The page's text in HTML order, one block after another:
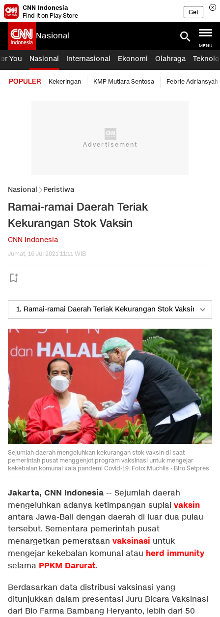
CNN Indonesia
Find it on Play Store
Get
Nasional
MENU
You Nasional Internasional Ekonomi Olahraga
POPULER Kekeringan KMP Mutiara Sentosa Febrie Adriansyah
Nasional Peristiwa
Ramai-ramai Daerah Teriak
Kekurangan Stok Vaksin
CNN Indonesia
Jumat, 16 Jul 2021 11:11 WIB
Sejumlah daerah mengeluhkan kekurangan stok vaksin di saat
pemerintah pusat menggenjot program vaksinasi untuk mengejar
kekebalan komunal kala pandemi Covid-19. Foto: Muchlis - Biro Setpres
Jakarta, CNN Indonesia -- Sejumlah daerah
mengeluhkan adanya ketimpangan suplai vaksin
antara Jawa-Bali dengan daerah di luar dua pulau
tersebut. Sementara pemerintah pusat
menargetkan pemerataan vaksinasi untuk
mengejar kekebalan komunal atau herd immunity
selama PPKM Darurat.
Berdasarkan data distribusi vaksinasi yang
ditunjukkan dalam presentasi Juru Bicara Vaksinasi
dari Bio Farma Bambang Heryanto, lebih dari 50